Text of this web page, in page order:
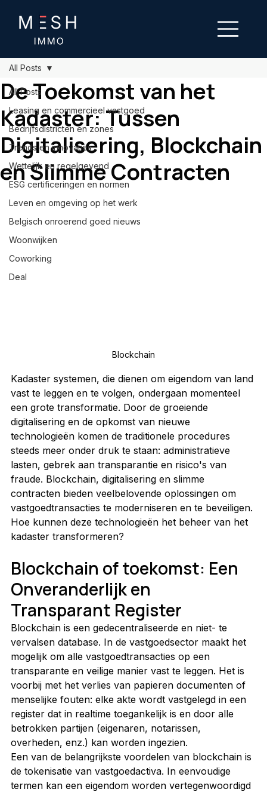
All Posts
Leasing en commercieel vastgoed
Bedrijfsdistricten en zones
Trends en innovaties
Wettelijk en regelgevend
ESG certificeringen en normen
Leven en omgeving op het werk
Belgisch onroerend goed nieuws
Woonwijken
Coworking
Deal
All Posts
De Toekomst van het
Kadaster: Tussen
Digitalisering, Blockchain
en Slimme Contracten
Blockchain
Kadaster systemen, die dienen om eigendom van land
vast te leggen en te volgen, ondergaan momenteel
een grote transformatie. Door de groeiende
digitalisering en de opkomst van nieuwe
technologieën komen de traditionele procedures
steeds meer onder druk te staan: administratieve
lasten, gebrek aan transparantie en risico's van
fraude. Blockchain, digitalisering en slimme
contracten bieden veelbelovende oplossingen om
vastgoedtransacties te moderniseren en te beveiligen.
Hoe kunnen deze technologieën het beheer van het
kadaster transformeren?
Blockchain of toekomst: Een
Onveranderlijk en
Transparant Register
Blockchain is een gedecentraliseerde en niet- te
vervalsen database. In de vastgoedsector maakt het
mogelijk om alle vastgoedtransacties op een
transparante en veilige manier vast te leggen. Het is
voorbij met het verlies van papieren documenten of
menselijke fouten: elke akte wordt vastgelegd in een
register dat in realtime toegankelijk is en door alle
betrokken partijen (eigenaren, notarissen,
overheden, enz.) kan worden ingezien.
Een van de belangrijkste voordelen van blockchain is
de tokenisatie van vastgoedactiva. In eenvoudige
termen kan een eigendom worden vertegenwoordigd